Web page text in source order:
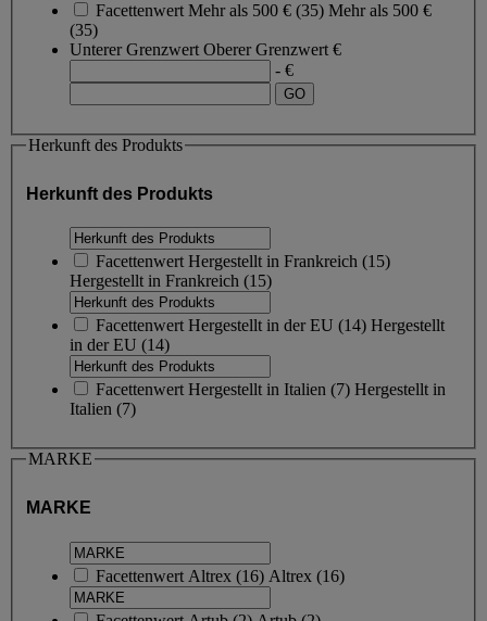
Facettenwert Mehr als 500 € (35) Mehr als 500 €
(35)
Unterer Grenzwert Oberer Grenzwert €
- €
Herkunft des Produkts
Herkunft des Produkts
Facettenwert Hergestellt in Frankreich (15)
Hergestellt in Frankreich (15)
Facettenwert Hergestellt in der EU (14) Hergestellt
in der EU (14)
Facettenwert Hergestellt in Italien (7) Hergestellt in
Italien (7)
MARKE
MARKE
Facettenwert Altrex (16) Altrex (16)